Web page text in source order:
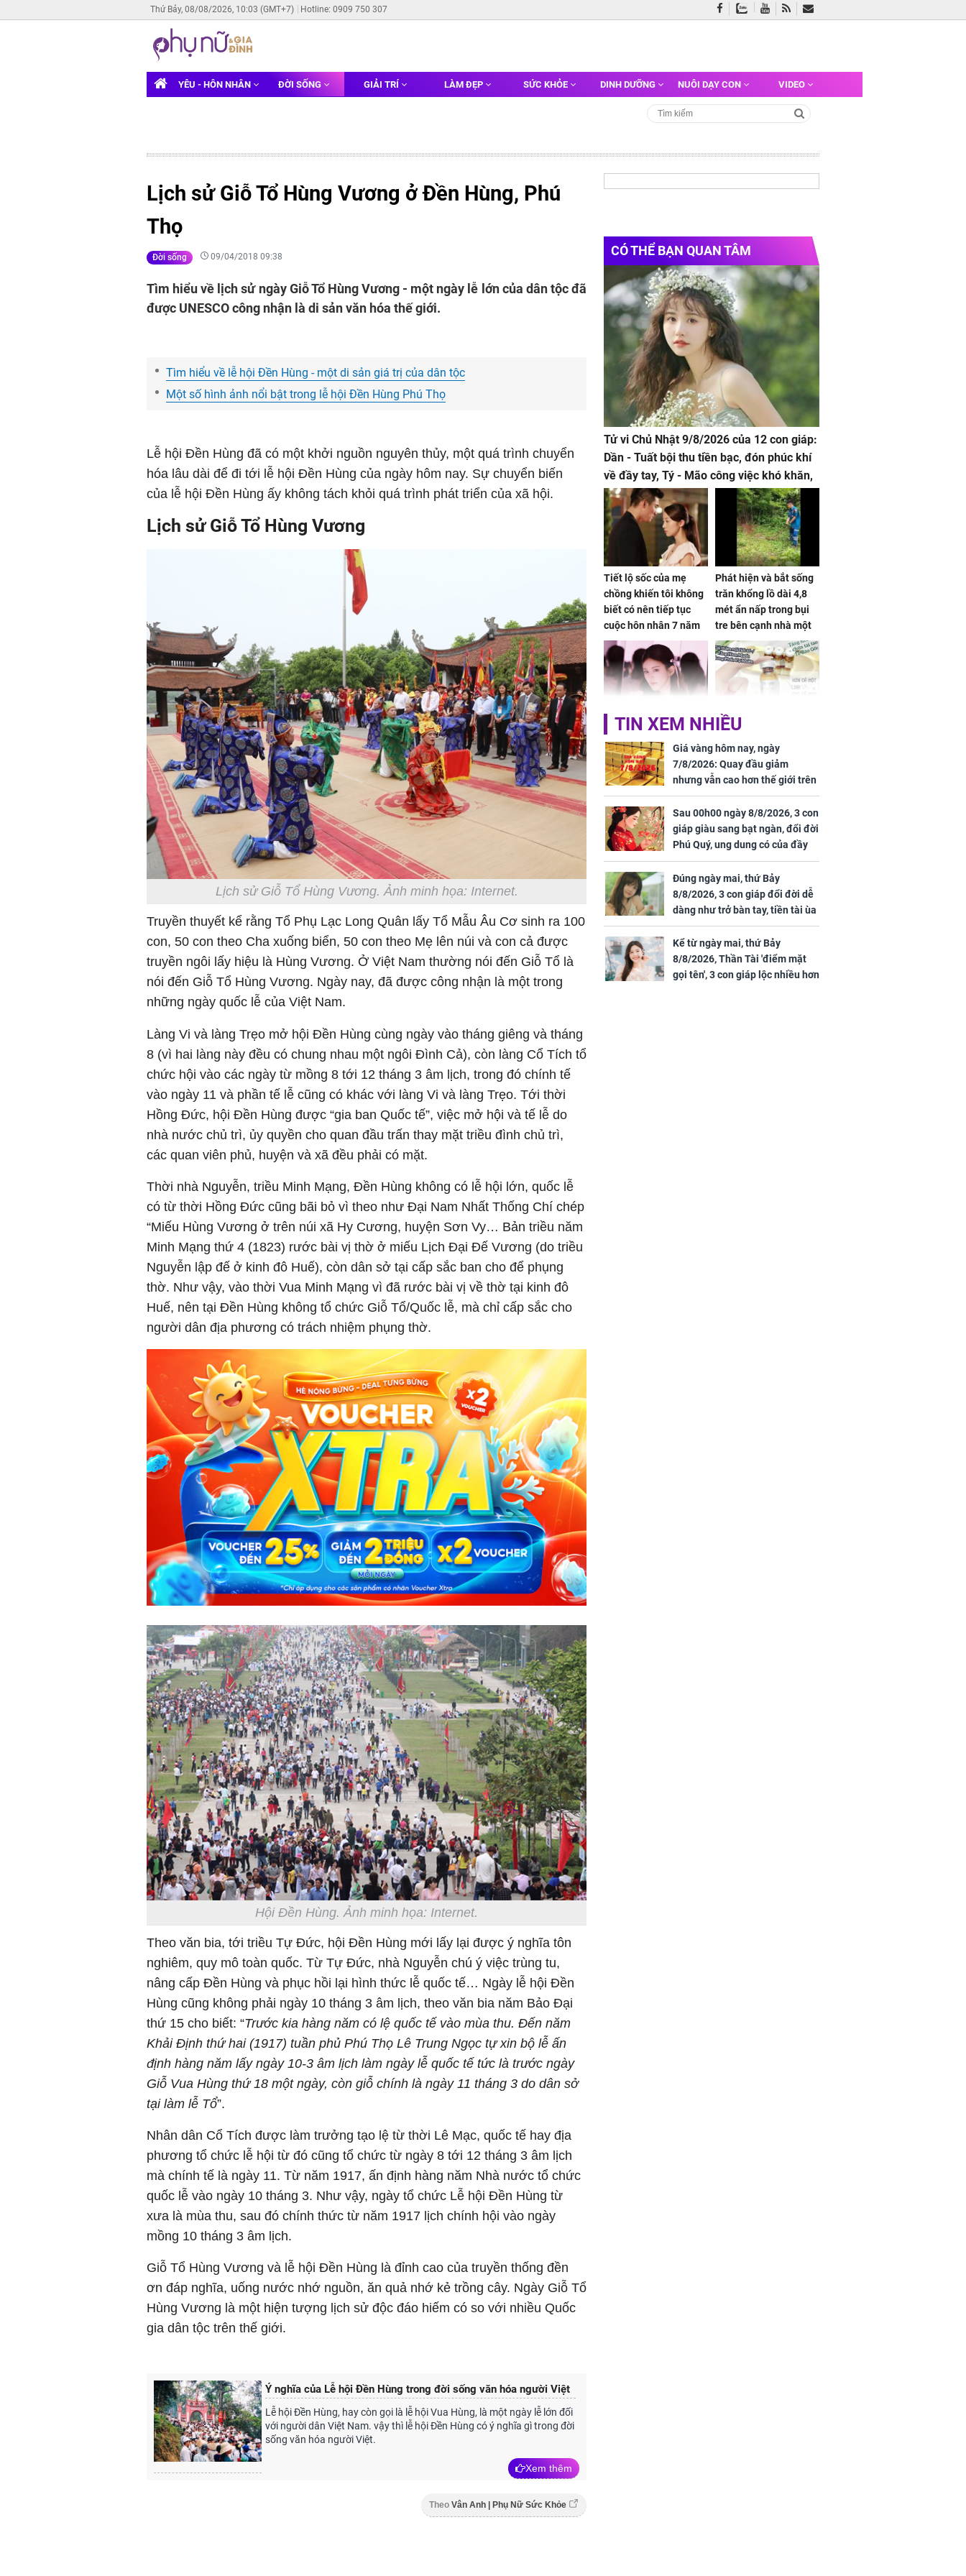
Thứ Bảy, 08/08/2026, 10:03 (GMT+7) Hotline: 0909 750 307
YÊU - HÔN NHÂN ĐỜI SỐNG GIẢI TRÍ LÀM ĐẸP SỨC KHỎE DINH DƯỠNG NUÔI DẠY CON VIDEO
Lịch sử Giỗ Tổ Hùng Vương ở Đền Hùng, Phú
Thọ
Đời sống 09/04/2018 09:38
Tìm hiểu về lịch sử ngày Giỗ Tổ Hùng Vương - một ngày lễ lớn của dân tộc đã
được UNESCO công nhận là di sản văn hóa thế giới.
Tìm hiểu về lễ hội Đền Hùng - một di sản giá trị của dân tộc
Một số hình ảnh nổi bật trong lễ hội Đền Hùng Phú Thọ
Lễ hội Đền Hùng đã có một khởi nguồn nguyên thủy, một quá trình chuyển
hóa lâu dài để đi tới lễ hội Đền Hùng của ngày hôm nay. Sự chuyển biến
của lễ hội Đền Hùng ấy không tách khỏi quá trình phát triển của xã hội.
Lịch sử Giỗ Tổ Hùng Vương
Lịch sử Giỗ Tổ Hùng Vương. Ảnh minh họa: Internet.
Truyền thuyết kể rằng Tổ Phụ Lạc Long Quân lấy Tổ Mẫu Âu Cơ sinh ra 100
con, 50 con theo Cha xuống biển, 50 con theo Mẹ lên núi và con cả được
truyền ngôi lấy hiệu là Hùng Vương. Ở Việt Nam thường nói đến Giỗ Tổ là
nói đến Giỗ Tổ Hùng Vương. Ngày nay, đã được công nhận là một trong
những ngày quốc lễ của Việt Nam.
Làng Vi và làng Trẹo mở hội Đền Hùng cùng ngày vào tháng giêng và tháng
8 (vì hai làng này đều có chung nhau một ngôi Đình Cả), còn làng Cổ Tích tổ
chức hội vào các ngày từ mồng 8 tới 12 tháng 3 âm lịch, trong đó chính tế
vào ngày 11 và phần tế lễ cũng có khác với làng Vi và làng Trẹo. Tới thời
Hồng Đức, hội Đền Hùng được “gia ban Quốc tế”, việc mở hội và tế lễ do
nhà nước chủ trì, ủy quyền cho quan đầu trấn thay mặt triều đình chủ trì,
các quan viên phủ, huyện và xã đều phải có mặt.
Thời nhà Nguyễn, triều Minh Mạng, Đền Hùng không có lễ hội lớn, quốc lễ
có từ thời Hồng Đức cũng bãi bỏ vì theo như Đại Nam Nhất Thống Chí chép
“Miếu Hùng Vương ở trên núi xã Hy Cương, huyện Sơn Vy… Bản triều năm
Minh Mạng thứ 4 (1823) rước bài vị thờ ở miếu Lịch Đại Đế Vương (do triều
Nguyễn lập đế ở kinh đô Huế), còn dân sở tại cấp sắc ban cho để phụng
thờ. Như vậy, vào thời Vua Minh Mạng vì đã rước bài vị về thờ tại kinh đô
Huế, nên tại Đền Hùng không tổ chức Giỗ Tổ/Quốc lễ, mà chỉ cấp sắc cho
người dân địa phương có trách nhiệm phụng thờ.
Hội Đền Hùng. Ảnh minh họa: Internet.
Theo văn bia, tới triều Tự Đức, hội Đền Hùng mới lấy lại được ý nghĩa tôn
nghiêm, quy mô toàn quốc. Từ Tự Đức, nhà Nguyễn chú ý việc trùng tu,
nâng cấp Đền Hùng và phục hồi lại hình thức lễ quốc tế… Ngày lễ hội Đền
Hùng cũng không phải ngày 10 tháng 3 âm lịch, theo văn bia năm Bảo Đại
thứ 15 cho biết: “Trước kia hàng năm có lệ quốc tế vào mùa thu. Đến năm
Khải Định thứ hai (1917) tuần phủ Phú Thọ Lê Trung Ngọc tự xin bộ lễ ấn
định hàng năm lấy ngày 10-3 âm lịch làm ngày lễ quốc tế tức là trước ngày
Giỗ Vua Hùng thứ 18 một ngày, còn giỗ chính là ngày 11 tháng 3 do dân sở
tại làm lễ Tổ”.
Nhân dân Cổ Tích được làm trưởng tạo lệ từ thời Lê Mạc, quốc tế hay địa
phương tổ chức lễ hội từ đó cũng tổ chức từ ngày 8 tới 12 tháng 3 âm lịch
mà chính tế là ngày 11. Từ năm 1917, ấn định hàng năm Nhà nước tổ chức
quốc lễ vào ngày 10 tháng 3. Như vậy, ngày tổ chức Lễ hội Đền Hùng từ
xưa là mùa thu, sau đó chính thức từ năm 1917 lịch chính hội vào ngày
mồng 10 tháng 3 âm lịch.
Giỗ Tổ Hùng Vương và lễ hội Đền Hùng là đỉnh cao của truyền thống đền
ơn đáp nghĩa, uống nước nhớ nguồn, ăn quả nhớ kẻ trồng cây. Ngày Giỗ Tổ
Hùng Vương là một hiện tượng lịch sử độc đáo hiếm có so với nhiều Quốc
gia dân tộc trên thế giới.
Ý nghĩa của Lễ hội Đền Hùng trong đời sống văn hóa người Việt
Lễ hội Đền Hùng, hay còn gọi là lễ hội Vua Hùng, là một ngày lễ lớn đối
với người dân Việt Nam. vậy thì lễ hội Đền Hùng có ý nghĩa gì trong đời
sống văn hóa người Việt.
Xem thêm
Theo Vân Anh | Phụ Nữ Sức Khỏe
CÓ THỂ BẠN QUAN TÂM
Tử vi Chủ Nhật 9/8/2026 của 12 con giáp:
Dần - Tuất bội thu tiền bạc, đón phúc khí
về đầy tay, Tý - Mão công việc khó khăn,
tiền bạc đội nón ra đi
Tiết lộ sốc của mẹ
chồng khiến tôi không
biết có nên tiếp tục
cuộc hôn nhân 7 năm
nữa hay không
Phát hiện và bắt sống
trăn khổng lồ dài 4,8
mét ẩn nấp trong bụi
tre bên cạnh nhà một
cụ bà
Triệu Lộ Tư muốn bứt
phá khỏi vùng an toàn
NÓNG: Bộ Y tế chưa
cấp phép cho sản
phẩm làm đẹp từ tế
bào gốc người
nấm sợi dai này, cơ thể
sẽ nhận được 4 lợi ích
bất ngờ!
TIN XEM NHIỀU
Giá vàng hôm nay, ngày
7/8/2026: Quay đầu giảm
nhưng vẫn cao hơn thế giới trên
7 triệu đồng
Sau 00h00 ngày 8/8/2026, 3 con
giáp giàu sang bạt ngàn, đổi đời
Phú Quý, ung dung có của đầy
nhà, ngày càng hưng thịnh sung
túc
Đúng ngày mai, thứ Bảy
8/8/2026, 3 con giáp đổi đời dễ
dàng như trở bàn tay, tiền tài ùa
tới, ngồi không lộc cũng đến,
phú quý theo tới già
Kể từ ngày mai, thứ Bảy
8/8/2026, Thần Tài 'điểm mặt
gọi tên', 3 con giáp lộc nhiều hơn